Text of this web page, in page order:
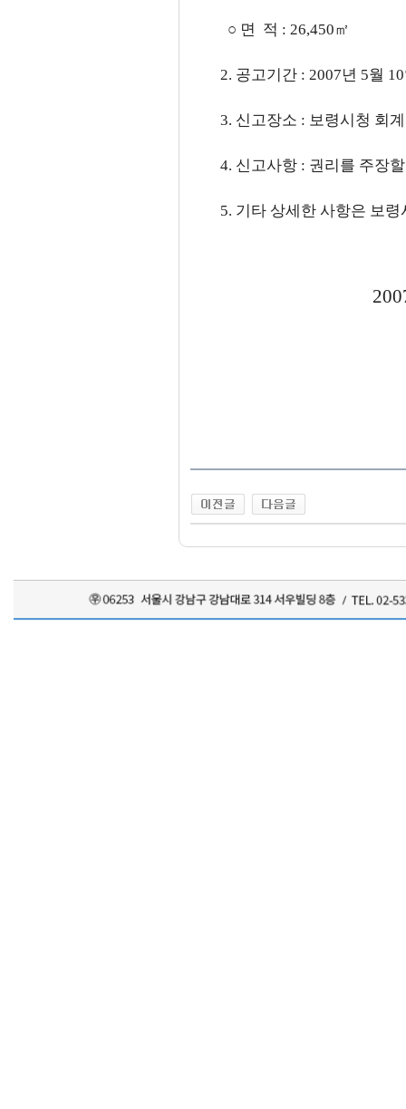
○ 면 적 : 26,450㎡
2. 공고기간 : 2007년 5월
3. 신고장소 : 보령시청 회
4. 신고사항 : 권리를 주장
5. 기타 상세한 사항은 보